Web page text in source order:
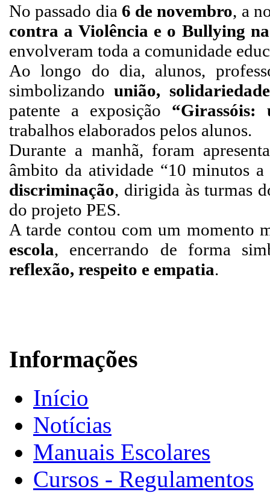
No passado dia 6 de novembro, a
contra a Violência e o Bullying
envolveram toda a comunidade
Ao longo do dia, alunos,
simbolizando união,
patente a exposição
trabalhos elaborados pelos alunos.
Durante a manhã, foram
âmbito da atividade “10 minutos
discriminação, dirigida às turmas
do projeto PES.
A tarde contou com um momento
escola, encerrando de forma
reflexão, respeito e empatia.
Informações
Início
Notícias
Manuais Escolares
Cursos - Regulamentos